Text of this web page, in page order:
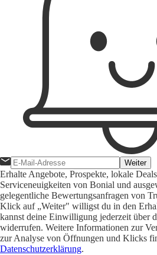
Weiter
Erhalte Angebote, Prospekte, lokale
Serviceneuigkeiten von Bonial und
gelegentliche Bewertungsanfragen von
Klick auf „Weiter" willigst du in den
kannst deine Einwilligung jederzeit über
widerrufen. Weitere Informationen zur
zur Analyse von Öffnungen und Klicks
Datenschutzerklärung.